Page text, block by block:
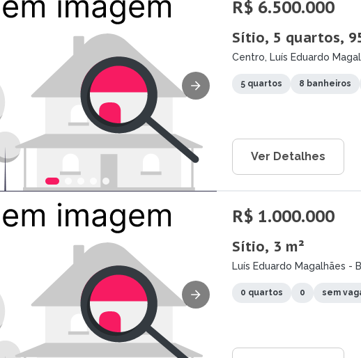
R$ 6.500.000
Sítio, 5 quartos,
Centro, Luís Eduardo
5 quartos 8 banheiros
Ver Detalhes
R$ 1.000.000
Sítio, 3 m²
Luís Eduardo Magalhães -
0 quartos 0 sem